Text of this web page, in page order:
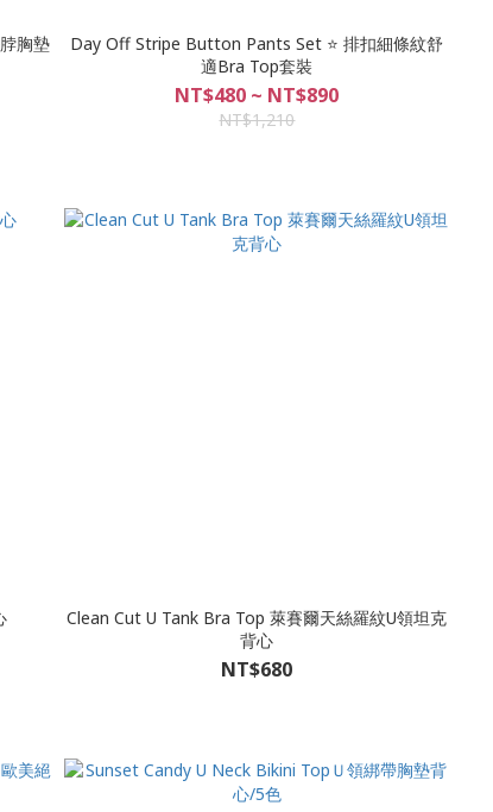
Day Off Stripe Button Pants Set ⭐ 排扣細條紋舒
適Bra Top套裝
NT$480 ~ NT$890
NT$1,210
Clean Cut U Tank Bra Top 萊賽爾天絲羅紋U領坦克
背心
NT$680